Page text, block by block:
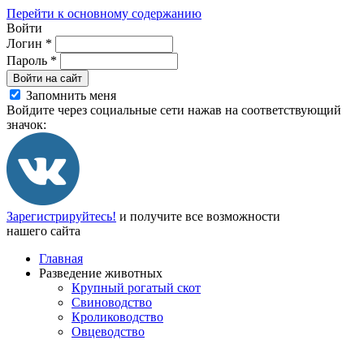
Перейти к основному содержанию
Войти
Логин *
Пароль *
Войти на сайт
Запомнить меня
Войдите через социальные сети нажав на соответствующий
значок:
Зарегистрируйтесь! и получите все возможности
нашего сайта
Главная
Разведение животных
Крупный рогатый скот
Свиноводство
Кролиководство
Овцеводство